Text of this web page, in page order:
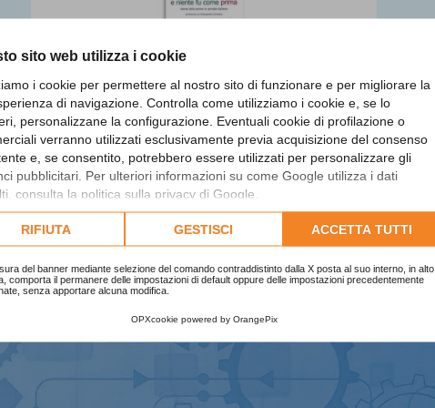
sito web utilizza i cookie
i cookie per permettere al nostro sito di funzionare e per migliorare la
di navigazione. Controlla come utilizziamo i cookie e, se lo
personalizzane la configurazione. Eventuali cookie di profilazione o
verranno utilizzati esclusivamente previa acquisizione del consenso
e, se consentito, potrebbero essere utilizzati per personalizzare gli
pubblicitari. Per ulteriori informazioni su come Google utilizza i dati
consulta la politica sulla privacy di Google
l'informativa cookie completa.
RIFIUTA GESTISCI ACCETTA TUTTI
del banner mediante selezione del comando contraddistinto dalla X posta al suo interno, in alto
comporta il permanere delle impostazioni di default oppure delle impostazioni precedentemente
senza apportare alcuna modifica.
OPXcookie powered by OrangePix
Telebiella e niente fu come
prima
Finalista